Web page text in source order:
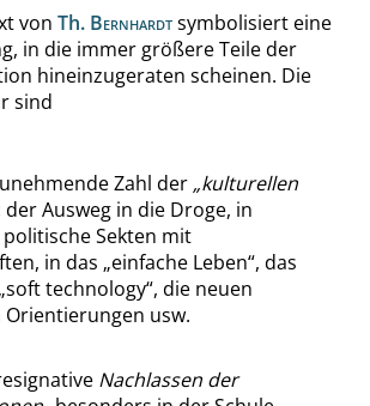
von Th. Bernhardtsymbolisiert eine
in die immer größere Teile der
hineinzugeraten scheinen. Die
sind
Zahl der „kulturellen
der Ausweg in die Droge, in
Sekten mit
in das „einfache Leben“, das
„soft technology“, die neuen
usw.
Nachlassen der